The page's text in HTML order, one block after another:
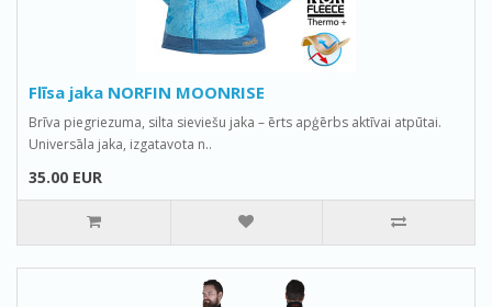
Flīsa jaka NORFIN MOONRISE
Brīva piegriezuma, silta sieviešu jaka – ērts apģērbs aktīvai atpūtai.
Universāla jaka, izgatavota n..
35.00 EUR